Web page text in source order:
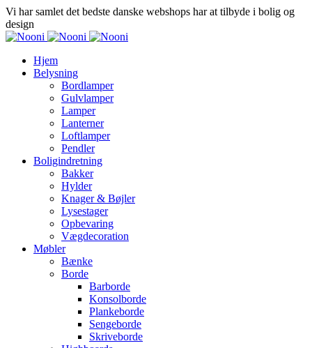
Vi har samlet det bedste danske webshops har at tilbyde i bolig og
design
Hjem
Belysning
Bordlamper
Gulvlamper
Lamper
Lanterner
Loftlamper
Pendler
Boligindretning
Bakker
Hylder
Knager & Bøjler
Lysestager
Opbevaring
Vægdecoration
Møbler
Bænke
Borde
Barborde
Konsolborde
Plankeborde
Sengeborde
Skriveborde